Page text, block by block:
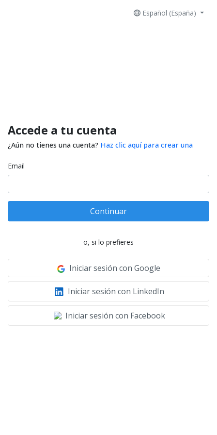
Español (España)
Accede a tu cuenta
¿Aún no tienes una cuenta? Haz clic aquí para crear una
Email
Continuar
o, si lo prefieres
Iniciar sesión con Google
Iniciar sesión con LinkedIn
Iniciar sesión con Facebook